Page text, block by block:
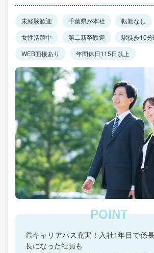
未経験歓迎 千葉県が本社 転勤なし
女性活躍中
第二新卒歓迎
駅徒歩10
WEB面接あり
年間休日115日以上
◎キャリアパス充実！入社1年目で係
長になった社員も